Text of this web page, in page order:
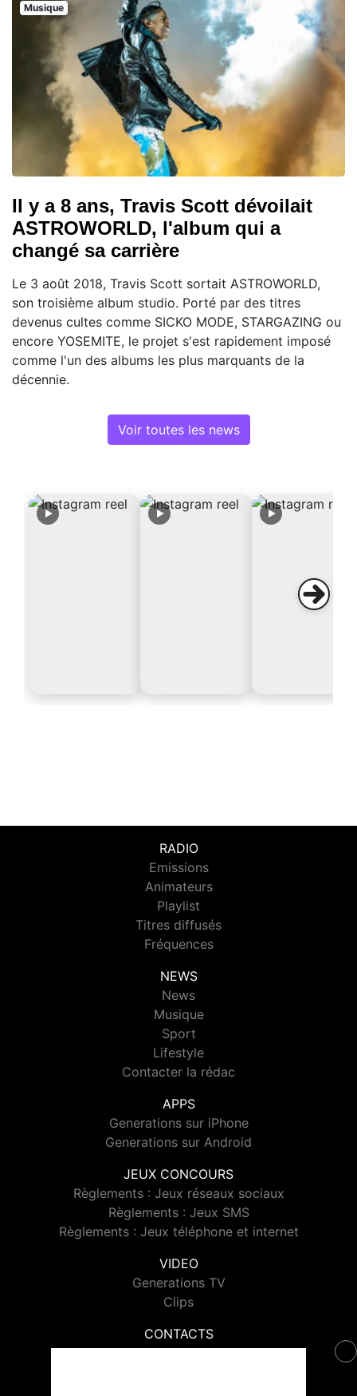
Musique
Il y a 8 ans, Travis Scott dévoilait
ASTROWORLD, l'album qui a
changé sa carrière
Le 3 août 2018, Travis Scott sortait ASTROWORLD,
son troisième album studio. Porté par des titres
devenus cultes comme SICKO MODE, STARGAZING ou
encore YOSEMITE, le projet s'est rapidement imposé
comme l'un des albums les plus marquants de la
décennie.
Voir toutes les news
RADIO
Emissions
Animateurs
Playlist
Titres diffusés
Fréquences
NEWS
News
Musique
Sport
Lifestyle
Contacter la rédac
APPS
Generations sur iPhone
Generations sur Android
JEUX CONCOURS
Règlements : Jeux réseaux sociaux
Règlements : Jeux SMS
Règlements : Jeux téléphone et internet
VIDEO
Generations TV
Clips
CONTACTS
Contacter Generations